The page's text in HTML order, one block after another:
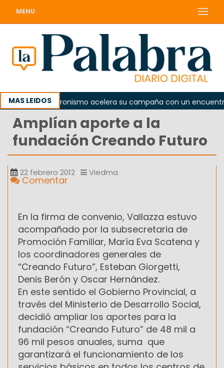
MENU
MAS LEIDOSEl peronismo acelera su campaña con un encuentro
Amplían aporte a la
fundación Creando Futuro
22 febrero 2012 Viedma
Comentar
En la firma de convenio, Vallazza estuvo
acompañado por la subsecretaria de
Promoción Familiar, María Eva Scatena y
los coordinadores generales de
“Creando Futuro”, Esteban Giorgetti,
Denis Berón y Oscar Hernández.
En este sentido el Gobierno Provincial, a
través del Ministerio de Desarrollo Social,
decidió ampliar los aportes para la
fundación “Creando Futuro” de 48 mil a
96 mil pesos anuales, suma que
garantizará el funcionamiento de los